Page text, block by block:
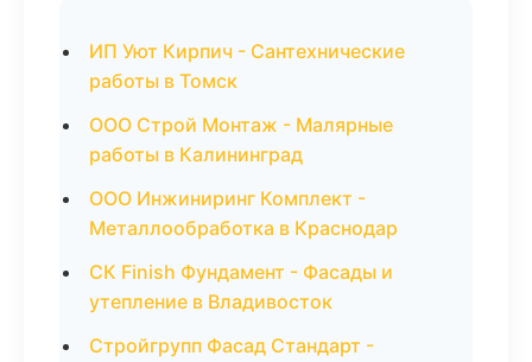
ИП Уют Кирпич - Сантехнические
работы в Томск
ООО Строй Монтаж - Малярные
работы в Калининград
ООО Инжиниринг Комплект -
Металлообработка в Краснодар
СК Finish Фундамент - Фасады и
утепление в Владивосток
Стройгрупп Фасад Стандарт -